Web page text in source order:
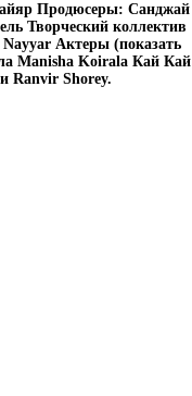
Продюсеры: Санджай
Творческий коллектив
Актеры (показать
Manisha Koirala Кай Кай
Ranvir Shorey.